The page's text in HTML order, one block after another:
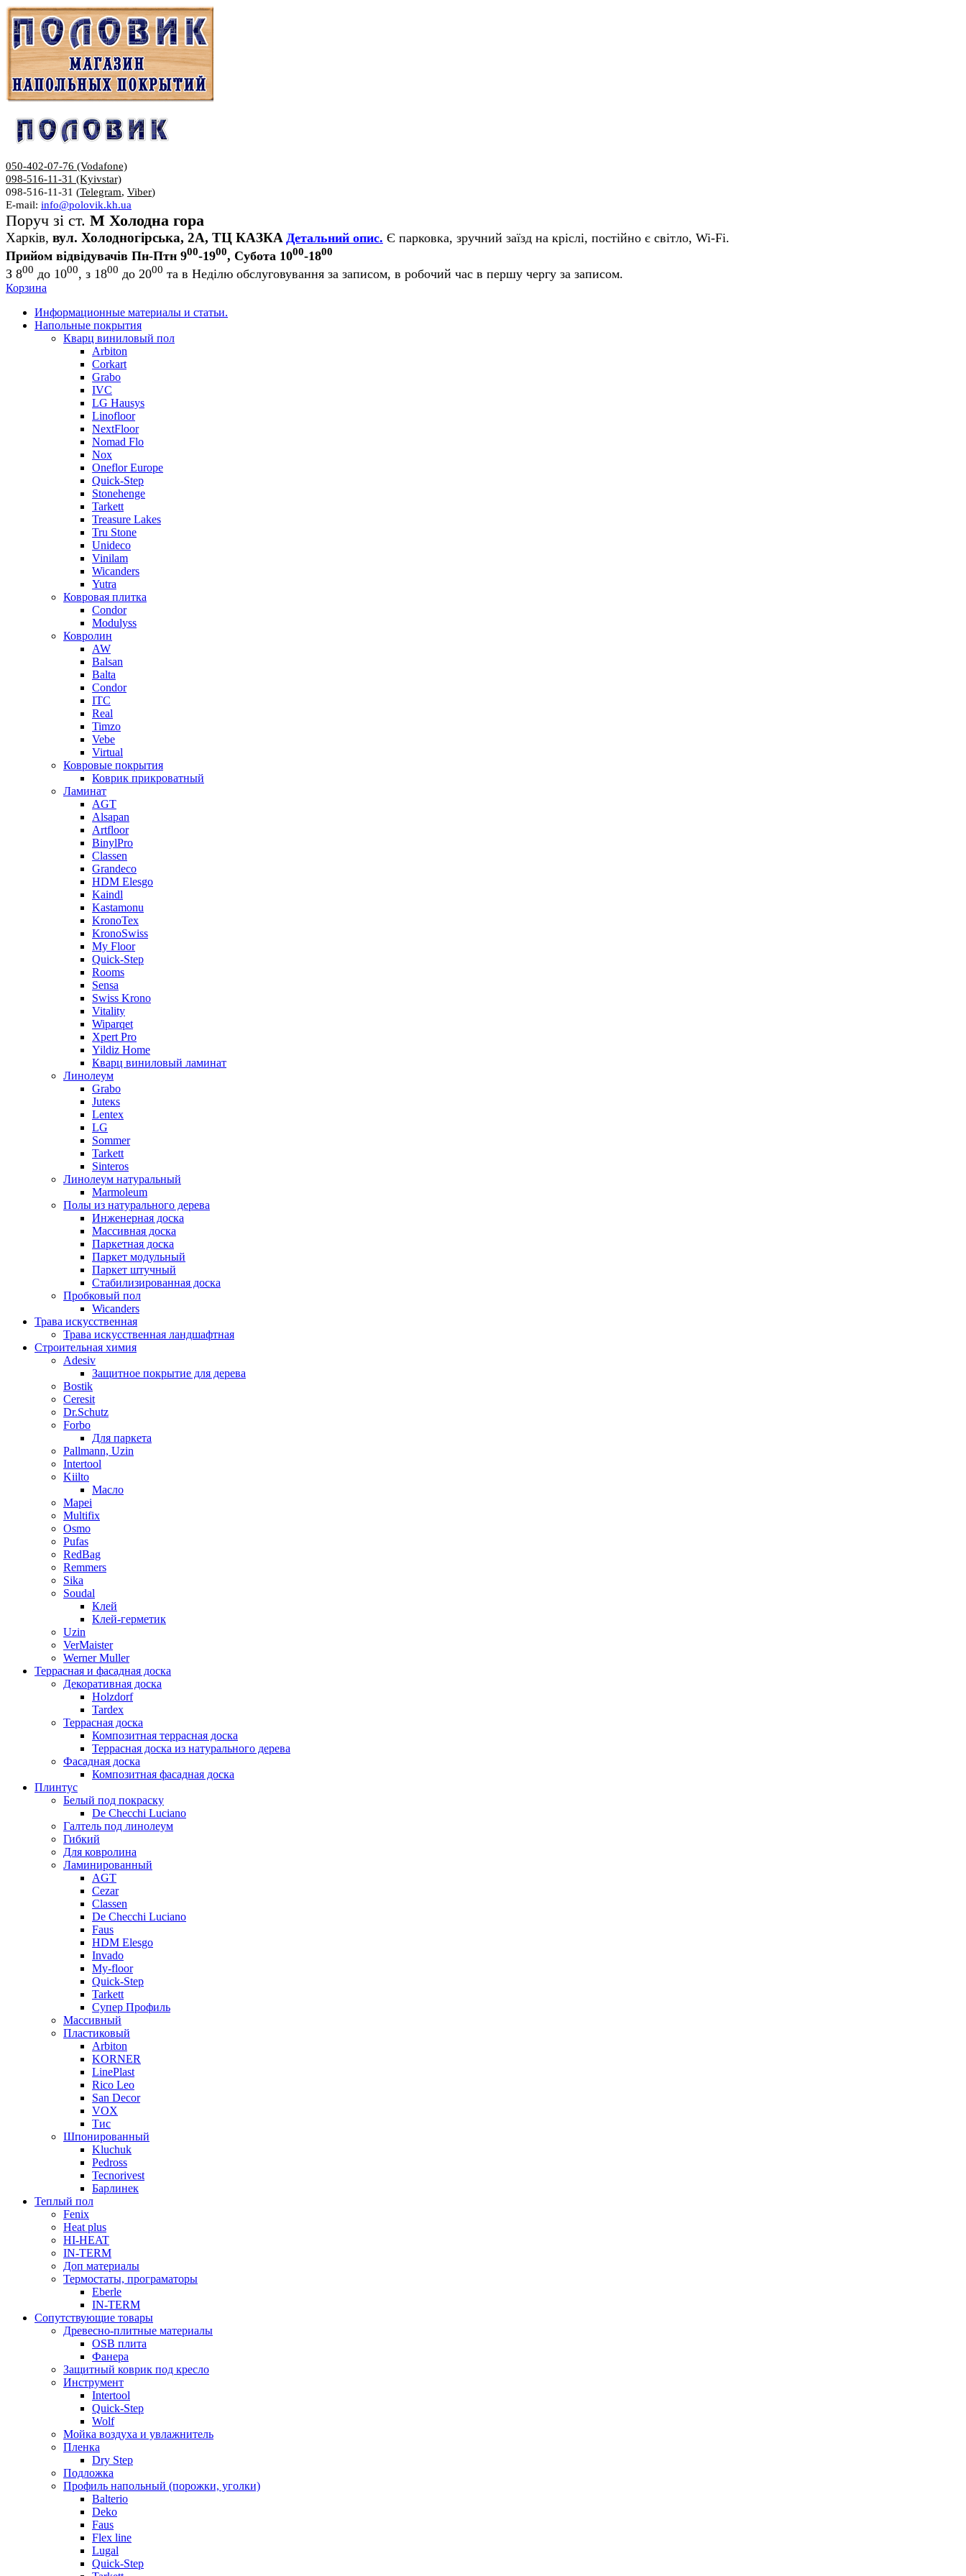
050-402-07-76 (Vodafone)
098-516-11-31 (Kyivstar)
098-516-11-31 (Telegram, Viber)
E-mail: info@polovik.kh.ua
Поруч зі ст. М Холодна гора
Харків, вул. Холодногірська, 2А, ТЦ КАЗКА Детальний опис. Є парковка, зручний заїзд на кріслі, постійно є світло, Wi-Fi.
Прийом відвідувачів Пн-Птн 900-1900, Субота 1000-1800
З 800 до 1000, з 1800 до 2000 та в Неділю обслуговування за записом, в робочий час в першу чергу за записом.
Корзина
Информационные материалы и статьи.
Напольные покрытия
Кварц виниловый пол
Arbiton
Corkart
Grabo
IVC
LG Hausys
Linofloor
NextFloor
Nomad Flo
Nox
Oneflor Europe
Quick-Step
Stonehenge
Tarkett
Treasure Lakes
Tru Stone
Unideco
Vinilam
Wicanders
Yutra
Ковровая плитка
Condor
Modulyss
Ковролин
AW
Balsan
Balta
Condor
ITC
Real
Timzo
Vebe
Virtual
Ковровые покрытия
Коврик прикроватный
Ламинат
AGT
Alsapan
Artfloor
BinylPro
Classen
Grandeco
HDM Elesgo
Kaindl
Kastamonu
KronoTex
KronoSwiss
My Floor
Quick-Step
Rooms
Sensa
Swiss Krono
Vitality
Wiparqet
Xpert Pro
Yildiz Home
Кварц виниловый ламинат
Линолеум
Grabo
Juteкs
Lentex
LG
Sommer
Tarkett
Sinteros
Линолеум натуральный
Marmoleum
Полы из натурального дерева
Инженерная доска
Массивная доска
Паркетная доска
Паркет модульный
Паркет штучный
Стабилизированная доска
Пробковый пол
Wicanders
Трава искусственная
Трава искусственная ландшафтная
Строительная химия
Adesiv
Защитное покрытие для дерева
Bostik
Ceresit
Dr.Schutz
Forbo
Для паркета
Pallmann, Uzin
Intertool
Kiilto
Масло
Mapei
Multifix
Osmo
Pufas
RedBag
Remmers
Sika
Soudal
Клей
Клей-герметик
Uzin
VerMaister
Werner Muller
Террасная и фасадная доска
Декоративная доска
Holzdorf
Tardex
Террасная доска
Композитная террасная доска
Террасная доска из натурального дерева
Фасадная доска
Композитная фасадная доска
Плинтус
Белый под покраску
De Checchi Luciano
Галтель под линолеум
Гибкий
Для ковролина
Ламинированный
AGT
Cezar
Classen
De Checchi Luciano
Faus
HDM Elesgo
Invado
My-floor
Quick-Step
Tarkett
Супер Профиль
Массивный
Пластиковый
Arbiton
KORNER
LinePlast
Rico Leo
San Decor
VOX
Тис
Шпонированный
Kluchuk
Pedross
Tecnorivest
Барлинек
Теплый пол
Fenix
Heat plus
HI-HEAT
IN-TERM
Доп материалы
Термостаты, програматоры
Eberle
IN-TERM
Сопутствующие товары
Древесно-плитные материалы
OSB плита
Фанера
Защитный коврик под кресло
Инструмент
Intertool
Quick-Step
Wolf
Мойка воздуха и увлажнитель
Пленка
Dry Step
Подложка
Профиль напольный (порожки, уголки)
Balterio
Deko
Faus
Flex line
Lugal
Quick-Step